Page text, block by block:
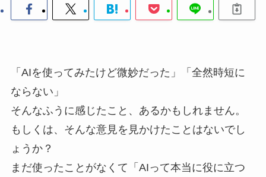
「AIを使ってみたけど微妙だった」「全然時短に
ならない」
そんなふうに感じたこと、あるかもしれません。
もしくは、そんな意見を見かけたことはないでし
ょうか？
まだ使ったことがなくて「AIって本当に役に立つ